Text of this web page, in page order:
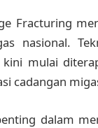
Fracturing
nasional.
mulai
cadangan
dalam